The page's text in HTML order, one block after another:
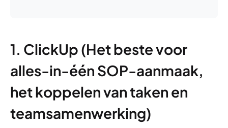
1. ClickUp (Het beste voor
alles-in-één SOP-aanmaak,
het koppelen van taken en
teamsamenwerking)